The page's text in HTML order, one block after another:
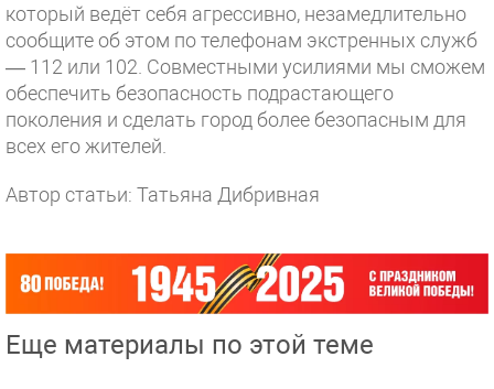
который ведёт себя агрессивно, незамедлительно
сообщите об этом по телефонам экстренных служб
— 112 или 102. Совместными усилиями мы сможем
обеспечить безопасность подрастающего
поколения и сделать город более безопасным для
всех его жителей.
Автор статьи: Татьяна Дибривная
Еще материалы по этой теме